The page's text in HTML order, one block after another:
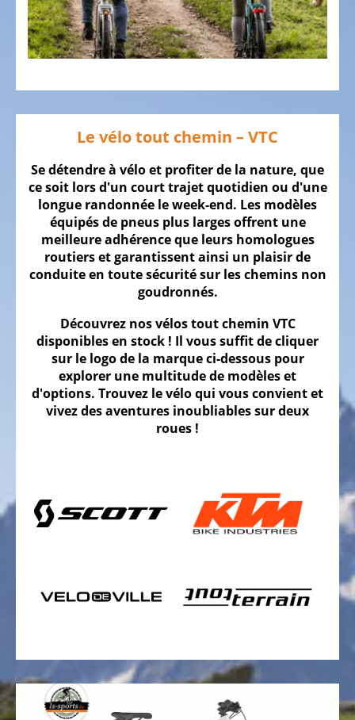
NOUS
NOTRE
VÉLO
Vélos
d'enfant
Vélos
de
course,
vélos
triathlon,
la
montre
Vélos
gravel
Vélos
tout
de
ville
Le vélo tout chemin – VTC
Se détendre à vélo et profiter de la nature, que
ce soit lors d'un court trajet quotidien ou d'une
longue randonnée le week-end. Les modèles
équipés de pneus plus larges offrent une
meilleure adhérence que leurs homologues
routiers et garantissent ainsi un plaisir de
conduite en toute sécurité sur les chemins non
goudronnés.
Découvrez nos vélos tout chemin VTC
disponibles en stock ! Il vous suffit de cliquer
sur le logo de la marque ci-dessous pour
explorer une multitude de modèles et
d'options. Trouvez le vélo qui vous convient et
vivez des aventures inoubliables sur deux
roues !